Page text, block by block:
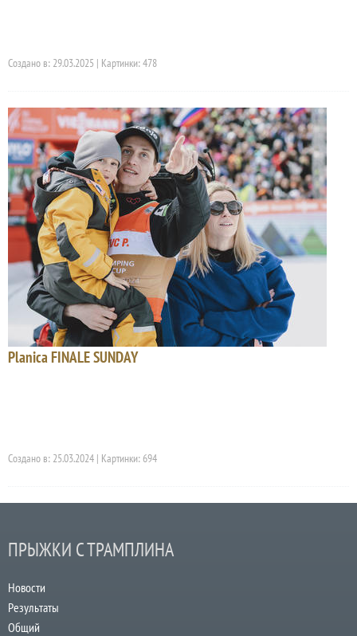
Создано в: 29.03.2025 | Картинки: 478
Planica FINALE SUNDAY
Создано в: 25.03.2024 | Картинки: 694
ПРЫЖКИ С ТРАМПЛИНА
Новости
Результаты
Общий